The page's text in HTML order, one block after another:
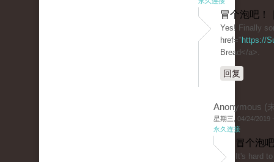
冒个泡吧！
Yes! Finally
href=" https://
Bread</a>.
回复
Anonymous (
星期三, 04/24/2019
永久连接
冒个泡
It's hard